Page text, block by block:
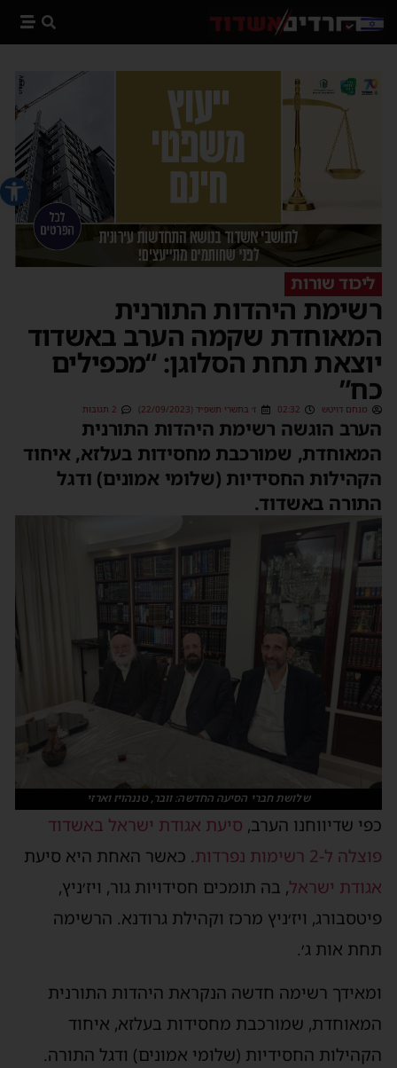
פתח
ליכוד שורות
רשימת היהדות התורנית
המאוחדת שקמה הערב באשדוד
יוצאת תחת הסלוגן: “מכפילים
כח”
מנחם דויטש 02:32 ז׳ בתשרי תשפ״ד (22/09/2023) 2 תגובות
הערב הוגשה רשימת היהדות התורנית
המאוחדת, שמורכבת מחסידות בעלזא, איחוד
הקהילות החסידיות (שלומי אמונים) ודגל
התורה באשדוד.
שלושת חברי הסיעה החדשה: וובר, טננהויז וארזי
כפי שדיווחנו הערב, סיעת אגודת ישראל באשדוד
פוצלה ל-2 רשימות נפרדות
. כאשר האחת היא סיעת
אגודת ישראל, בה תומכים חסידויות גור, ויז׳ניץ,
פיטסבורג, ויז׳ניץ מרכז וקהילת גרודנא. הרשימה
תחת אות ג׳.
ומאידך רשימה חדשה הנקראת היהדות התורנית
המאוחדת, שמורכבת מחסידות בעלזא, איחוד
הקהילות החסידיות (שלומי אמונים) ודגל התורה.